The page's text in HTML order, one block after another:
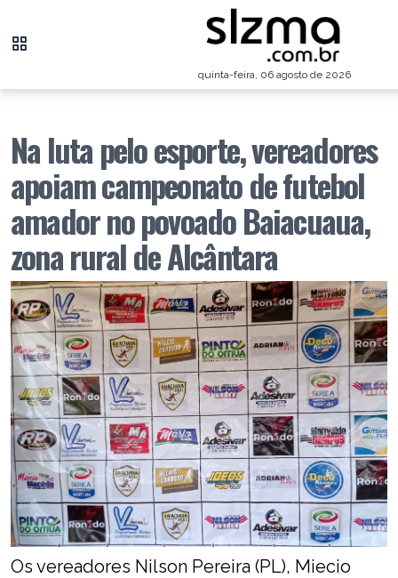
quinta-feira, 06 agosto de 2026
Na luta pelo esporte, vereadores
apoiam campeonato de futebol
amador no povoado Baiacuaua,
zona rural de Alcântara
Os vereadores Nilson Pereira (PL), Miecio